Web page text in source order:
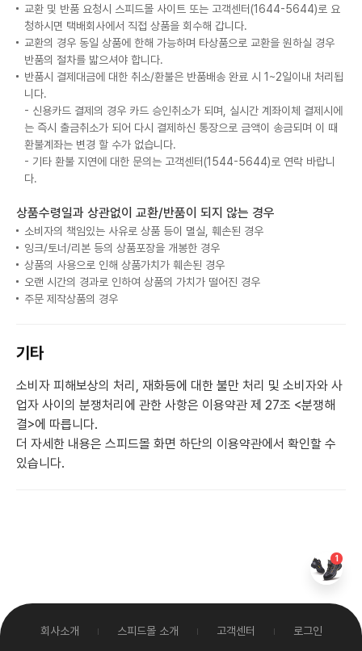
교환 및 반품 요청시 스피드몰 사이트 또는 고객센터(1644-5644)로 요
청하시면 택배회사에서 직접 상품을 회수해 갑니다.
교환의 경우 동일 상품에 한해 가능하며 타상품으로 교환을 원하실 경우
반품의 절차를 밟으셔야 합니다.
반품시 결제대금에 대한 취소/환불은 반품배송 완료 시 1~2일이내 처리됩
니다.
- 신용카드 결제의 경우 카드 승인취소가 되며, 실시간 계좌이체 결제시에
는 즉시 출금취소가 되어 다시 결제하신 통장으로 금액이 송금되며 이 때
환불계좌는 변경 할 수가 없습니다.
- 기타 환불 지연에 대한 문의는 고객센터(1544-5644)로 연락 바랍니
다.
상품수령일과 상관없이 교환/반품이 되지 않는 경우
소비자의 책임있는 사유로 상품 등이 멸실, 훼손된 경우
잉크/토너/리본 등의 상품포장을 개봉한 경우
상품의 사용으로 인해 상품가치가 훼손된 경우
오랜 시간의 경과로 인하여 상품의 가치가 떨어진 경우
주문 제작상품의 경우
기타
소비자 피해보상의 처리, 재화등에 대한 불만 처리 및 소비자와 사
업자 사이의 분쟁처리에 관한 사항은 이용약관 제 27조 <분쟁해
결>에 따릅니다.
더 자세한 내용은 스피드몰 화면 하단의 이용약관에서 확인할 수
있습니다.
1
회사소개 스피드몰 소개 고객센터 로그인